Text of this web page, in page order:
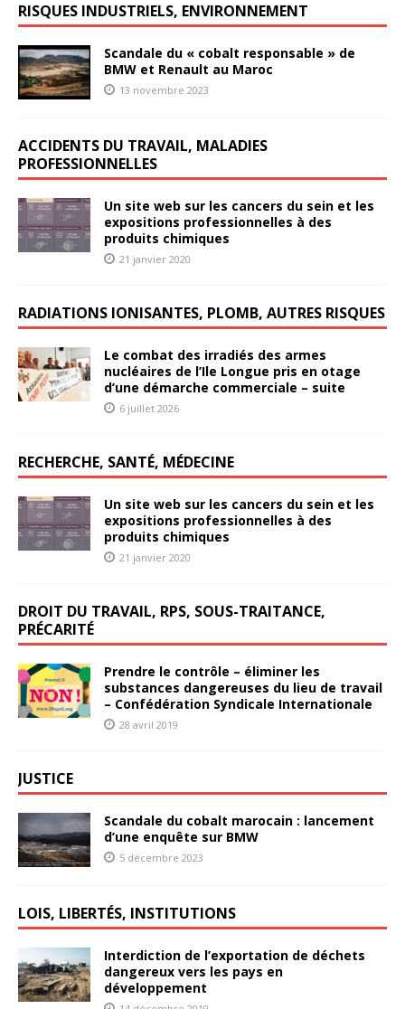
RISQUES INDUSTRIELS, ENVIRONNEMENT
Scandale du « cobalt responsable » de
BMW et Renault au Maroc
13 novembre 2023
ACCIDENTS DU TRAVAIL, MALADIES
PROFESSIONNELLES
Un site web sur les cancers du sein et les
expositions professionnelles à des
produits chimiques
21 janvier 2020
RADIATIONS IONISANTES, PLOMB, AUTRES RISQUES
Le combat des irradiés des armes
nucléaires de l’Ile Longue pris en otage
d’une démarche commerciale – suite
6 juillet 2026
RECHERCHE, SANTÉ, MÉDECINE
Un site web sur les cancers du sein et les
expositions professionnelles à des
produits chimiques
21 janvier 2020
DROIT DU TRAVAIL, RPS, SOUS-TRAITANCE,
PRÉCARITÉ
Prendre le contrôle – éliminer les
substances dangereuses du lieu de travail
– Confédération Syndicale Internationale
28 avril 2019
JUSTICE
Scandale du cobalt marocain : lancement
d’une enquête sur BMW
5 décembre 2023
LOIS, LIBERTÉS, INSTITUTIONS
Interdiction de l’exportation de déchets
dangereux vers les pays en
développement